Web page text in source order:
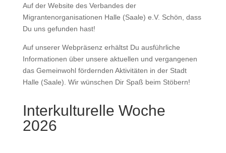
Auf der Website des Verbandes der
Migrantenorganisationen Halle (Saale) e.V. Schön, dass
Du uns gefunden hast!
Auf unserer Webpräsenz erhältst Du ausführliche
Informationen über unsere aktuellen und vergangenen
das Gemeinwohl fördernden Aktivitäten in der Stadt
Halle (Saale). Wir wünschen Dir Spaß beim Stöbern!
Interkulturelle Woche
2026